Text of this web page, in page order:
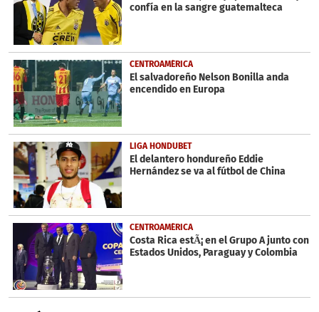
confía en la sangre guatemalteca
CENTROAMÉRICA
El salvadoreño Nelson Bonilla anda
encendido en Europa
LIGA HONDUBET
El delantero hondureño Eddie
Hernández se va al fútbol de China
CENTROAMÉRICA
Costa Rica estÃ¡ en el Grupo A junto con
Estados Unidos, Paraguay y Colombia